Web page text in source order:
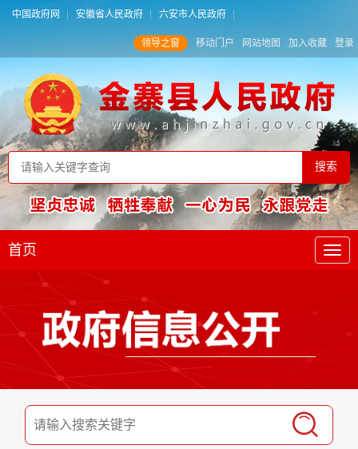
中国政府网 安徽省人民政府 六安市人民政府
领导之窗 移动门户 网站地图 加入收藏 登录
首页